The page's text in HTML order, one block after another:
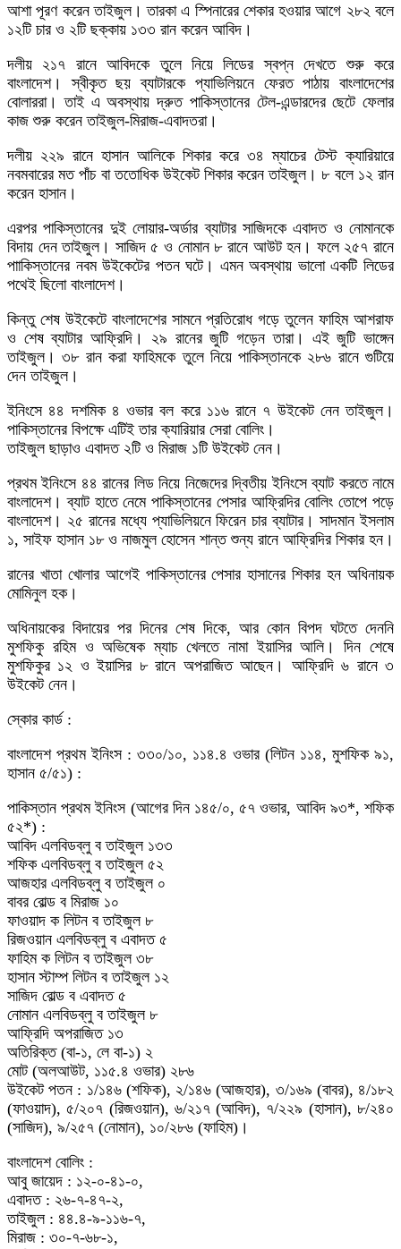
আশা পূরণ করেন তাইজুল। তারকা এ স্পিনারের শেকার হওয়ার আগে ২৮২ বলে
১২টি চার ও ২টি ছক্কায় ১৩৩ রান করেন আবিদ।
দলীয় ২১৭ রানে আবিদকে তুলে নিয়ে লিডের স্বপ্ন দেখতে শুরু করে
বাংলাদেশ। স্বীকৃত ছয় ব্যাটারকে প্যাভিলিয়নে ফেরত পাঠায় বাংলাদেশের
বোলাররা। তাই এ অবস্থায় দ্রুত পাকিস্তানের টেল-এন্ডারদের ছেটে ফেলার
কাজ শুরু করেন তাইজুল-মিরাজ-এবাদতরা।
দলীয় ২২৯ রানে হাসান আলিকে শিকার করে ৩৪ ম্যাচের টেস্ট ক্যারিয়ারে
নবমবারের মত পাঁচ বা ততোধিক উইকেট শিকার করেন তাইজুল। ৮ বলে ১২ রান
করেন হাসান।
এরপর পাকিস্তানের দুই লোয়ার-অর্ডার ব্যাটার সাজিদকে এবাদত ও নোমানকে
বিদায় দেন তাইজুল। সাজিদ ৫ ও নোমান ৮ রানে আউট হন। ফলে ২৫৭ রানে
পাাকিস্তানের নবম উইকেটের পতন ঘটে। এমন অবস্থায় ভালো একটি লিডের
পথেই ছিলো বাংলাদেশ।
কিন্তু শেষ উইকেটে বাংলাদেশের সামনে প্রতিরোধ গড়ে তুলেন ফাহিম আশরাফ
ও শেষ ব্যাটার আফ্রিদি। ২৯ রানের জুটি গড়েন তারা। এই জুটি ভাঙ্গেন
তাইজুল। ৩৮ রান করা ফাহিমকে তুলে নিয়ে পাকিস্তানকে ২৮৬ রানে গুটিয়ে
দেন তাইজুল।
ইনিংসে ৪৪ দশমিক ৪ ওভার বল করে ১১৬ রানে ৭ উইকেট নেন তাইজুল।
পাকিস্তানের বিপক্ষে এটিই তার ক্যারিয়ার সেরা বোলিং।
তাইজুল ছাড়াও এবাদত ২টি ও মিরাজ ১টি উইকেট নেন।
প্রথম ইনিংসে ৪৪ রানের লিড নিয়ে নিজেদের দ্বিতীয় ইনিংসে ব্যাট করতে নামে
বাংলাদেশ। ব্যাট হাতে নেমে পাকিস্তানের পেসার আফ্রিদির বোলিং তোপে পড়ে
বাংলাদেশ। ২৫ রানের মধ্যে প্যাভিলিয়নে ফিরেন চার ব্যাটার। সাদমান ইসলাম
১, সাইফ হাসান ১৮ ও নাজমুল হোসেন শান্ত শুন্য রানে আফ্রিদির শিকার হন।
রানের খাতা খোলার আগেই পাকিস্তানের পেসার হাসানের শিকার হন অধিনায়ক
মোমিনুল হক।
অধিনায়কের বিদায়ের পর দিনের শেষ দিকে, আর কোন বিপদ ঘটতে দেননি
মুশফিকু রহিম ও অভিষেক ম্যাচ খেলতে নামা ইয়াসির আলি। দিন শেষে
মুশফিকুর ১২ ও ইয়াসির ৮ রানে অপরাজিত আছেন। আফ্রিদি ৬ রানে ৩
উইকেট নেন।
স্কোর কার্ড :
বাংলাদেশ প্রথম ইনিংস : ৩৩০/১০, ১১৪.৪ ওভার (লিটন ১১৪, মুশফিক ৯১,
হাসান ৫/৫১) :
পাকিস্তান প্রথম ইনিংস (আগের দিন ১৪৫/০, ৫৭ ওভার, আবিদ ৯৩*, শফিক
৫২*) :
আবিদ এলবিডব্লু ব তাইজুল ১৩৩
শফিক এলবিডব্লু ব তাইজুল ৫২
আজহার এলবিডব্লু ব তাইজুল ০
বাবর বোল্ড ব মিরাজ ১০
ফাওয়াদ ক লিটন ব তাইজুল ৮
রিজওয়ান এলবিডব্লু ব এবাদত ৫
ফাহিম ক লিটন ব তাইজুল ৩৮
হাসান স্টাম্প লিটন ব তাইজুল ১২
সাজিদ বোল্ড ব এবাদত ৫
নোমান এলবিডব্লু ব তাইজুল ৮
আফ্রিদি অপরাজিত ১৩
অতিরিক্ত (বা-১, লে বা-১) ২
মোট (অলআউট, ১১৫.৪ ওভার) ২৮৬
উইকেট পতন : ১/১৪৬ (শফিক), ২/১৪৬ (আজহার), ৩/১৬৯ (বাবর), ৪/১৮২
(ফাওয়াদ), ৫/২০৭ (রিজওয়ান), ৬/২১৭ (আবিদ), ৭/২২৯ (হাসান), ৮/২৪০
(সাজিদ), ৯/২৫৭ (নোমান), ১০/২৮৬ (ফাহিম)।
বাংলাদেশ বোলিং :
আবু জায়েদ : ১২-০-৪১-০,
এবাদত : ২৬-৭-৪৭-২,
তাইজুল : ৪৪.৪-৯-১১৬-৭,
মিরাজ : ৩০-৭-৬৮-১,